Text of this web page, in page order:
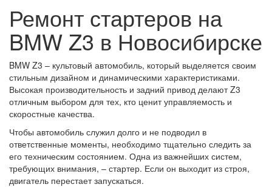
Ремонт стартеров на
BMW Z3 в Новосибирске
BMW Z3 – культовый автомобиль, который выделяется своим
стильным дизайном и динамическими характеристиками.
Высокая производительность и задний привод делают Z3
отличным выбором для тех, кто ценит управляемость и
скоростные качества.
Чтобы автомобиль служил долго и не подводил в
ответственные моменты, необходимо тщательно следить за
его техническим состоянием. Одна из важнейших систем,
требующих внимания, – стартер. Если он выходит из строя,
двигатель перестает запускаться.